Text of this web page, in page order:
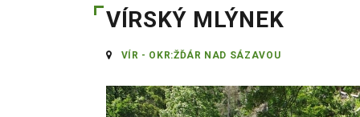
VÍRSKÝ MLÝNEK
VÍR - OKR:ŽĎÁR NAD SÁZAVOU